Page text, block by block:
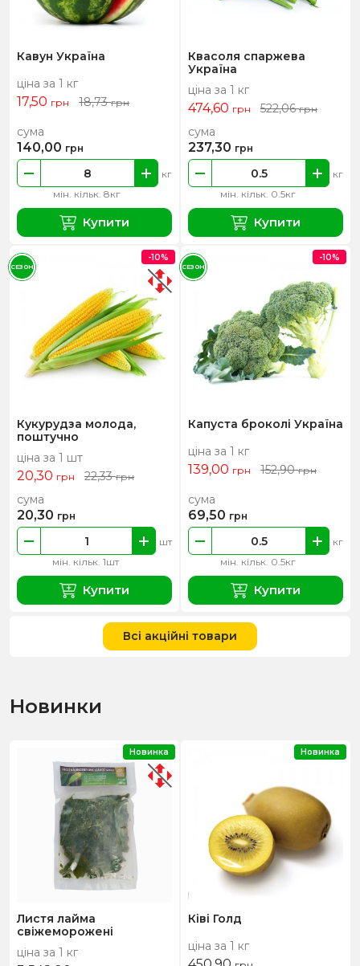
Кавун Україна
ціна за 1 кг
17,50 грн 18,73грн
мін. кільк. 8кг
кг
сума
140,00 грн
Купити
Квасоля спаржева
Україна
ціна за 1 кг
474,60 грн 522,06грн
мін. кільк. 0.5кг
кг
сума
237,30 грн
Купити
Кукурудза молода,
поштучно
ціна за 1 шт
20,30 грн 22,33грн
мін. кільк. 1шт
шт
сума
20,30 грн
Купити
-10%
СЕЗОН
Капуста броколі Україна
ціна за 1 кг
139,00 грн 152,90грн
мін. кільк. 0.5кг
кг
сума
69,50 грн
Купити
-10%
СЕЗОН
Всі акційні товари
Новинки
Листя лайма
свіжеморожені
ціна за 1 кг
Новинка
Ківі Голд
ціна за 1 кг
Новинка